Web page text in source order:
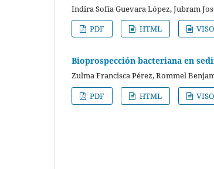
Indira Sofía Guevara López, Jubram
PDF
HTML
Bioprospección bacteriana en
Zulma Francisca Pérez, Rommel
PDF
HTML